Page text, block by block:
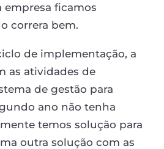
ficamos
correra bem.
de implementação, a
as atividades de
de gestão para
ano não tenha
temos solução para
outra solução com as